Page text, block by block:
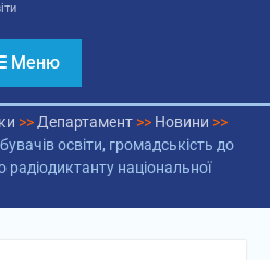
Меню
>> Департамент>> Новини >>
освіти, громадськість до
національної